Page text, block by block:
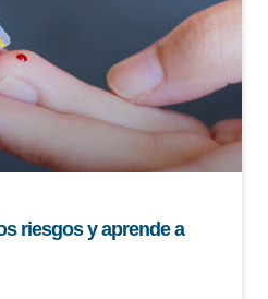
riesgos y aprende a